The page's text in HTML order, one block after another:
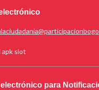
apk slot
para